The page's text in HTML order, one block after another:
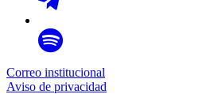
Correo institucional
Aviso de privacidad